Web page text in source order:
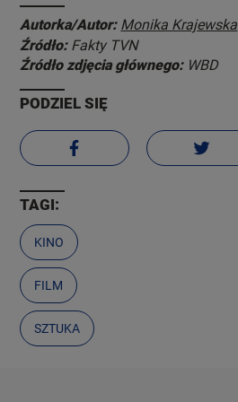
Autorka/Autor: Monika Krajewska
Źródło: Fakty TVN
Źródło zdjęcia głównego: WBD
PODZIEL SIĘ
TAGI:
KINO
FILM
SZTUKA